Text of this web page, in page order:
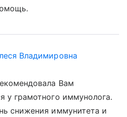
Владимировна
Вам
у грамотного иммунолога.
снижения иммунитета и